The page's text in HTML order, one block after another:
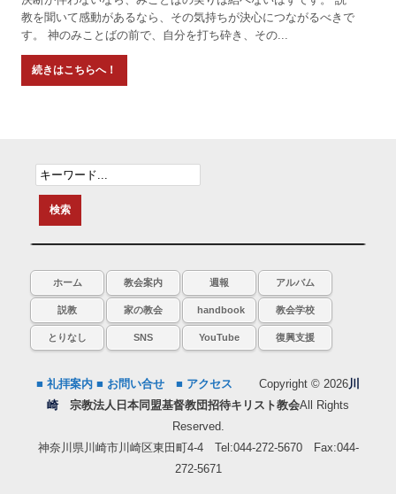
教を聞いて感動があるなら、その気持ちが決心につながるべきで
す。 神のみことばの前で、自分を打ち砕き、その...
ホーム 教会案内 週報 アルバム
説教 家の教会 handbook 教会学校
とりなし SNS YouTube 復興支援
■ 礼拝案内 ■ お問い合せ ■ アクセス Copyright © 2026川
崎
宗教法人日本同盟基督教団招待キリスト教会All Rights
Reserved.
神奈川県川崎市川崎区東田町4-4 Tel:044-272-5670 Fax:044-
272-5671